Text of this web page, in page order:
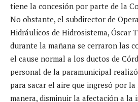
tiene la concesión por parte de la
No obstante, el subdirector de
Hidráulicos de Hidrosistema, Óscar
durante la mañana se cerraron las
el cause normal a los ductos de
personal de la paramunicipal
para sacar el aire que ingresó por la
manera, disminuir la afectación a la